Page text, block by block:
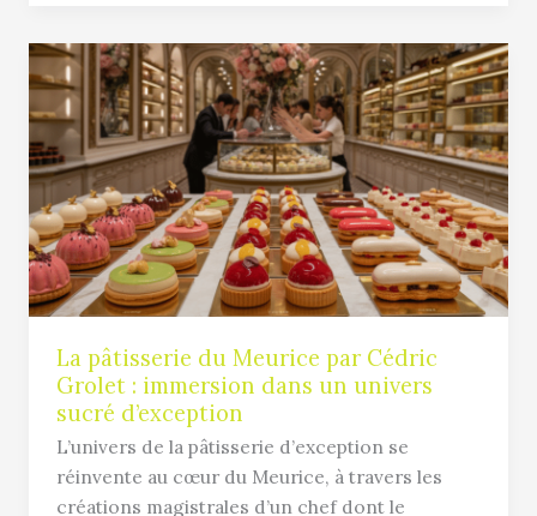
La pâtisserie du Meurice par Cédric
Grolet : immersion dans un univers
sucré d’exception
L’univers de la pâtisserie d’exception se
réinvente au cœur du Meurice, à travers les
créations magistrales d’un chef dont le
La
pâtisserie
du
Meurice
par
Cédric
Grolet
:
immersion
un
univers
sucré
d’exception